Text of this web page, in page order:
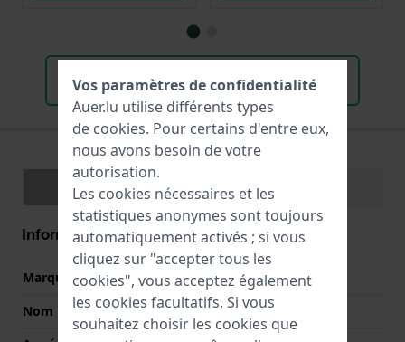
Tous les bracelets de marque adaptés
Spécifications Fonctions
Information Générale
Marque
Rado
Nom
Florence Rondo
Vos paramètres de confidentialité
Auer.lu utilise différents types
de cookies. Pour certains d'entre eux,
nous avons besoin de votre
autorisation.
Les cookies nécessaires et les
statistiques anonymes sont toujours
automatiquement activés ; si vous
cliquez sur "accepter tous les
cookies", vous acceptez également
les cookies facultatifs. Si vous
souhaitez choisir les cookies que